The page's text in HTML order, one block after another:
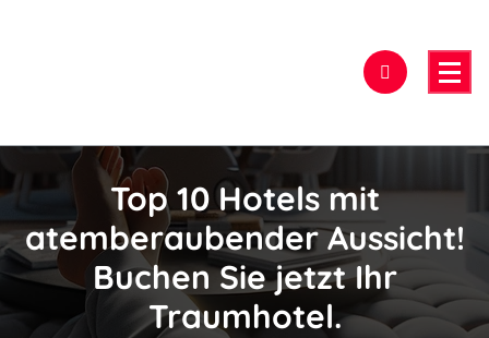
Top 10 Hotels mit
atemberaubender Aussicht!
Buchen Sie jetzt Ihr
Traumhotel.